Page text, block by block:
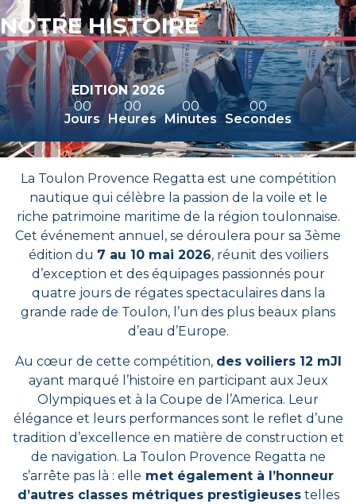
NOTRE HISTOIRE
EDITION 2026
00
Jours
00
Heures
00
Minutes
00
Secondes
La Toulon Provence Regatta est une compétition
nautique qui célèbre la passion de la voile et le
riche patrimoine maritime de la région toulonnaise.
Cet événement annuel, se déroulera pour sa 3ème
édition du 7 au 10 mai 2026, réunit des voiliers
d’exception et des équipages passionnés pour
quatre jours de régates spectaculaires dans la
grande rade de Toulon, l’un des plus beaux plans
d’eau d’Europe.
Au cœur de cette compétition, des voiliers 12 mJI
ayant marqué l’histoire en participant aux Jeux
Olympiques et à la Coupe de l’America. Leur
élégance et leurs performances sont le reflet d’une
tradition d’excellence en matière de construction et
de navigation. La Toulon Provence Regatta ne
s’arrête pas là : elle met également à l’honneur
d’autres classes métriques prestigieusestelles